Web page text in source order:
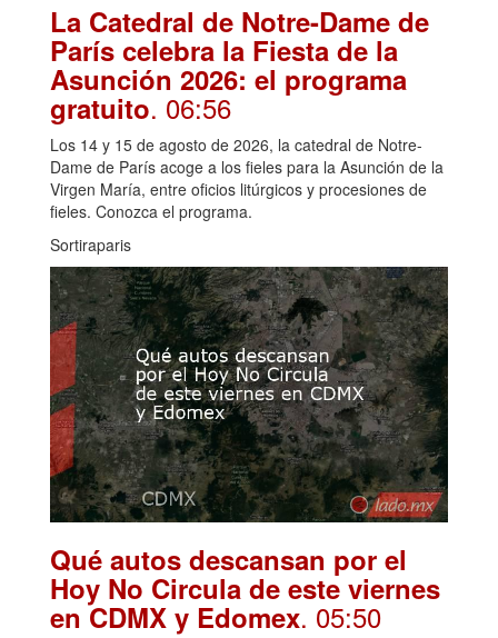
La Catedral de Notre-Dame de
París celebra la Fiesta de la
Asunción 2026: el programa
gratuito. 06:56
Los 14 y 15 de agosto de 2026, la catedral de Notre-
Dame de París acoge a los fieles para la Asunción de la
Virgen María, entre oficios litúrgicos y procesiones de
fieles. Conozca el programa.
Sortiraparis
Qué autos descansan por el
Hoy No Circula de este viernes
en CDMX y Edomex. 05:50